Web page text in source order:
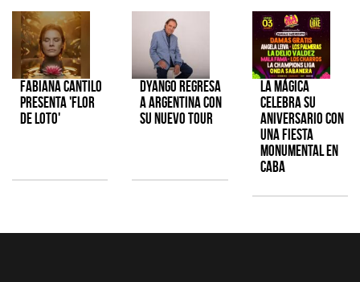
Fabiana Cantilo
presenta 'Flor
de Loto'
Dyango regresa
a Argentina con
su nuevo tour
La Mágica
celebra su
aniversario con
una fiesta
monumental en
CABA